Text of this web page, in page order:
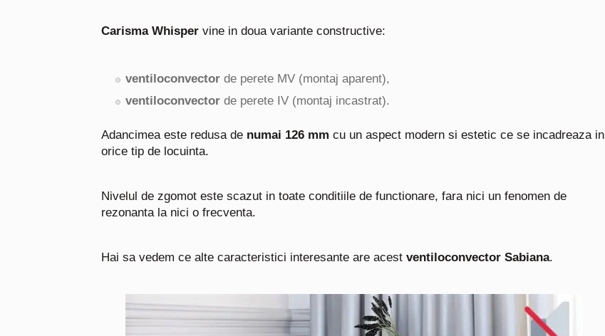
Carisma Whisper vine in doua variante constructive:
ventiloconvector de perete MV (montaj aparent),
ventiloconvector de perete IV (montaj incastrat).
Adancimea este redusa de numai 126 mm cu un aspect modern si estetic ce se incadreaza in
orice tip de locuinta.
Nivelul de zgomot este scazut in toate conditiile de functionare, fara nici un fenomen de
rezonanta la nici o frecventa.
Hai sa vedem ce alte caracteristici interesante are acest ventiloconvector Sabiana.